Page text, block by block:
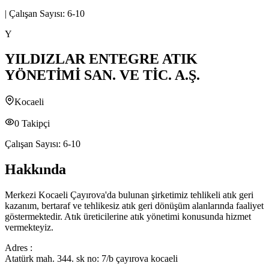
| Çalışan Sayısı: 6-10
Y
YILDIZLAR ENTEGRE ATIK
YÖNETİMİ SAN. VE TİC. A.Ş.
Kocaeli
0 Takipçi
Çalışan Sayısı: 6-10
Hakkında
Merkezi Kocaeli Çayırova'da bulunan şirketimiz tehlikeli atık geri
kazanım, bertaraf ve tehlikesiz atık geri dönüşüm alanlarında faaliyet
göstermektedir. Atık üreticilerine atık yönetimi konusunda hizmet
vermekteyiz.
Adres :
Atatürk mah. 344. sk no: 7/b çayırova kocaeli